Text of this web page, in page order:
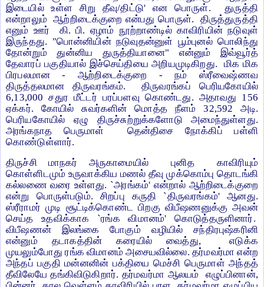
இடையில் உள்ள சிறு தீவு/திட்டு' என பொருள். துருத்தி
என்றாலும் ஆற்றிடைக்குறை என்பது பொருள். திருத்துருத்தி
எனும் ஊர் கி. பி. ஏழாம் நூற்றாண்டில் காவிரியின் நடுவுள்
இருந்தது. "பொன்னியின் நடுவுதன்னுள் பூம்புனல் பொலிந்து
தோன்றும் துன்னிய துருத்தியானை" என்னும் இவ்வூர்த்
தேவாரப் பகுதியால் இச்செய்தியை அறியமுடிகிறது. மிக மிக
பிரபலமான - ஆற்றிடைக்குறை - நம் ஸ்ரீவைஷ்ணவ
திருத்தலமான திருவரங்கம். திருவரங்கப் பெரியகோயில்
6,13,000 சதுர மீட்டர் பரப்பளவு கொண்டது. அதாவது 156
ஏக்கர். கோயில் சுவர்களின் மொத்த நீளம் 32,592 அடி.
பெரியகோயில் ஏழு திருச்சுற்றுக்களோடு அமைந்துள்ளது.
அரங்கநாத பெருமாள் தென்திசை நோக்கிப் பள்ளி
கொண்டுள்ளார்.
திருச்சி மாநகர் அருகாமையில் புனித காவிரியும்
கொள்ளிடமும் உருவாக்கிய மணல் தீவு முக்கொம்பு தொடங்கி
கல்லணை வரை உள்ளது. `அரங்கம்' என்றால் ஆற்றிடைக்குறை
என்று பொருள்படும். சிறப்பு கருதி `திருவரங்கம்' ஆனது.
ஸ்ரீராமர் முடி சூட்டிக்கொண்ட பிறகு விபீஷணனுக்கு அவன்
செய்த உதவிக்காக `ரங்க விமானம்' கொடுத்தருளினார்.
விபீஷணன் இலங்கை போகும் வழியில் சந்திரபுஷ்கரினி
என்னும் தடாகத்தின் கரையில் வைத்து, எடுக்க
முயலும்போது ரங்க விமானம் அசையவில்லை. தர்மவர்மா என்ற
அந்தப் பகுதி மன்னனின் பக்தியை மெச்சி பெருமாள் அந்தத்
தீவிலேயே தங்கிவிடுகிறார். தர்மவர்மா ஆலயம் எழுப்பினான்,